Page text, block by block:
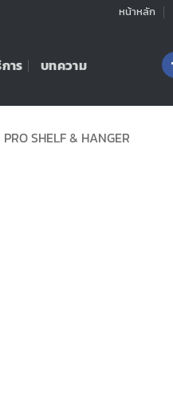
หน้าหลัก
าร บทความ
SHELF & HANGER